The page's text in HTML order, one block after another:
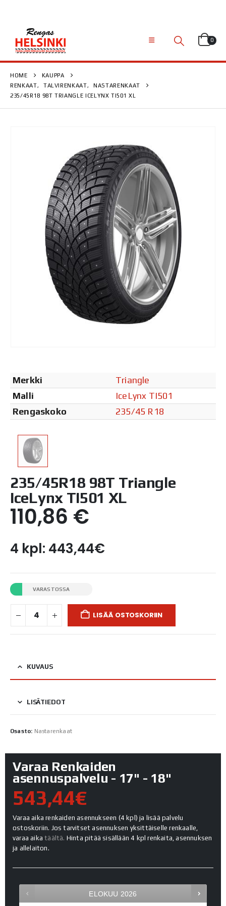
0
HOME
KAUPPA
RENKAAT, TALVIRENKAAT,
NASTARENKAAT
235/45R18 98T TRIANGLE ICELYNX TI501 XL
Merkki
Triangle
Malli
IceLynx TI501
Rengaskoko
235/45 R18
235/45R18 98T Triangle
IceLynx TI501 XL
110,86 €
4 kpl: 443,44€
VARASTOSSA
LISÄÄ OSTOSKORIIN
KUVAUS
LISÄTIEDOT
Osasto: Nastarenkaat
Varaa Renkaiden
asennuspalvelu - 17" - 18"
543,44€
Varaa aika renkaiden asennukseen (4 kpl) ja lisää palvelu
ostoskoriin. Jos tarvitset asennuksen yksittäiselle renkaalle,
varaa aikatäältä. Hinta pitää sisällään 4 kpl renkaita, asennuksen
ja allelaiton.
ELOKUU 2026